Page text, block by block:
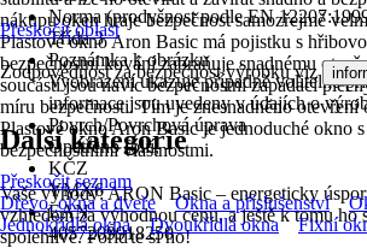
Norma (prodyšnost podle EN
Třída 3
Poznámka k obrázku
Vyobrazení ukazuje případně volitelné
informace jsou uvedeny v údajích o
Povrch/Povrchová úprava
Opatřeno fólií, -
KČZ
YMX6
EAN
4057209918250
nákupu oken hraje bezpečnost samozřejmě
Plastové okno Aron Basic má pojistku s
bezpečnostní kování zabraňuje snadnému
součástí jsou navíc bezpečnostní zapadací
míru bezpečnosti. Tím je znesnadněno otevření
Plastové okno Aron Basic je jednoduché okno
bezpečnostními vlastnostmi.
Vaše výhody: ARON Basic – energeticky
vzhledem za výhodnou cenu, a ještě k tomu ho
spolehlivě. Pořiďte si ho!
Přeskočit oblast
Zodpovědnost za bezpečnost výrobku viz
Další kategorie
Přeskočit seznam
Dřevo, okna a dveře
Okna a příslušenství
Jednokřídlá okna
Dvoukřídlá okna Fixní